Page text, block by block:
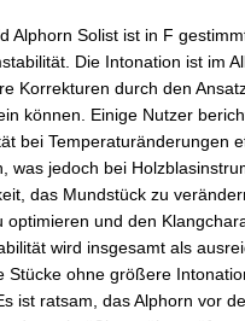
Alphorn Solist ist in F
Die Intonation ist im
Korrekturen durch den
können. Einige Nutzer
bei Temperaturänderungen
was jedoch bei
das Mundstück zu
optimieren und den
wird insgesamt als
Stücke ohne größere
ist ratsam, das Alphorn vor